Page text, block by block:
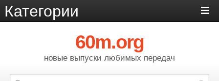
Категории
60m.org
новые выпуски любимых передач